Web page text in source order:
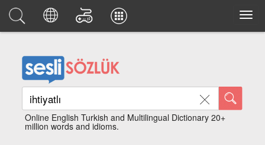
Online English Turkish and Multilingual Dictionary 20+
million words and idioms.